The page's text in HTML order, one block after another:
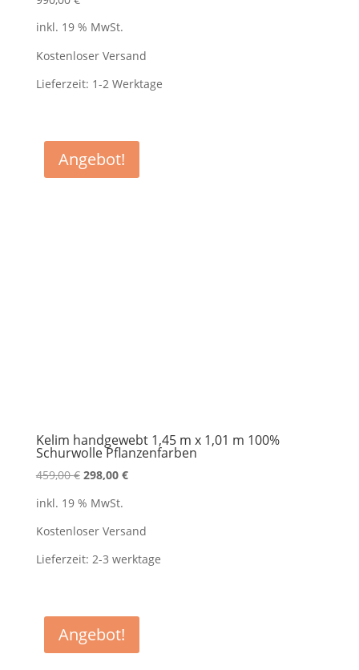
inkl. 19 % MwSt.
Kostenloser Versand
Lieferzeit: 1-2 Werktage
Angebot!
Kelim handgewebt 1,45 m x 1,01 m 100%
Schurwolle Pflanzenfarben
459,00€ Ursprünglicher
war:
459,00 €
298,00 €Aktueller
298,00 €.
inkl. 19 % MwSt.
Kostenloser Versand
Lieferzeit: 2-3 werktage
Angebot!